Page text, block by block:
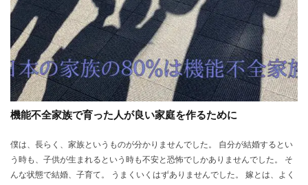
機能不全家族で育った人が良い家庭を作るために
僕は、長らく、家族というものが分かりませんでした。 自分が結婚するとい
う時も、子供が生まれるという時も不安と恐怖でしかありませんでした。 そ
んな状態で結婚、子育て。 うまくいくはずありませんでした。 嫁とは、よく